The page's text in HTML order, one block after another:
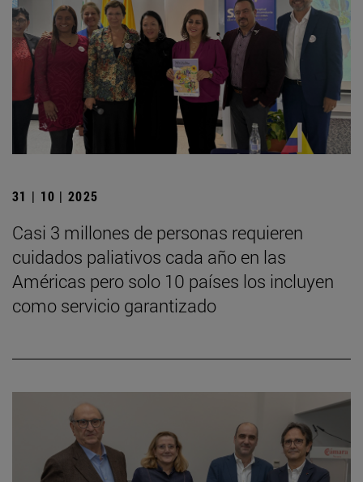
31 | 10 | 2025
Casi 3 millones de personas requieren
cuidados paliativos cada año en las
Américas pero solo 10 países los incluyen
como servicio garantizado